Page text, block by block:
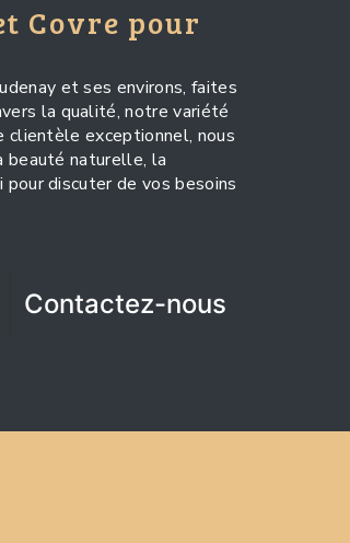
Covre pour
et ses environs, faites
la qualité, notre variété
exceptionnel, nous
beauté naturelle, la
discuter de vos besoins
Contactez-nous